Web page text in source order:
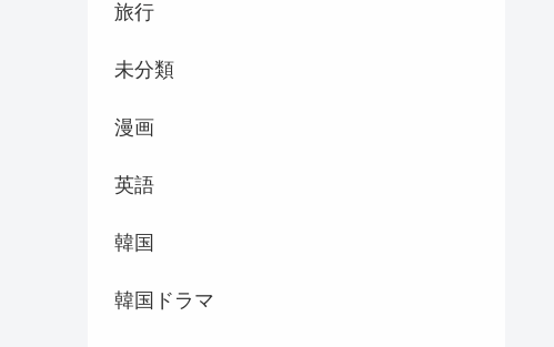
旅行
未分類
漫画
英語
韓国
韓国ドラマ